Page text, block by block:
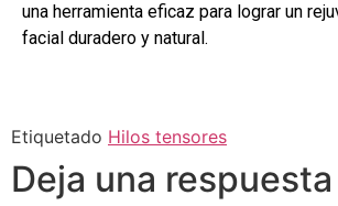
una herramienta eficaz para lograr un
facial duradero y natural.
Etiquetado Hilos tensores
Deja una respuesta